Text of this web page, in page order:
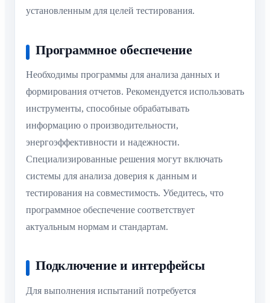
установленным для целей тестирования.
Программное обеспечение
Необходимы программы для анализа данных и
формирования отчетов. Рекомендуется использовать
инструменты, способные обрабатывать
информацию о производительности,
энергоэффективности и надежности.
Специализированные решения могут включать
системы для анализа доверия к данным и
тестирования на совместимость. Убедитесь, что
программное обеспечение соответствует
актуальным нормам и стандартам.
Подключение и интерфейсы
Для выполнения испытаний потребуется